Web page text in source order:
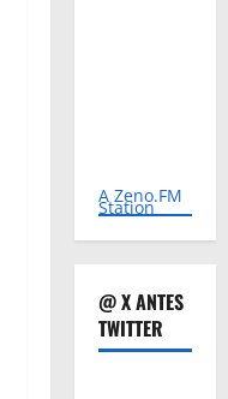
A Zeno.FM
Station
@ X ANTES
TWITTER